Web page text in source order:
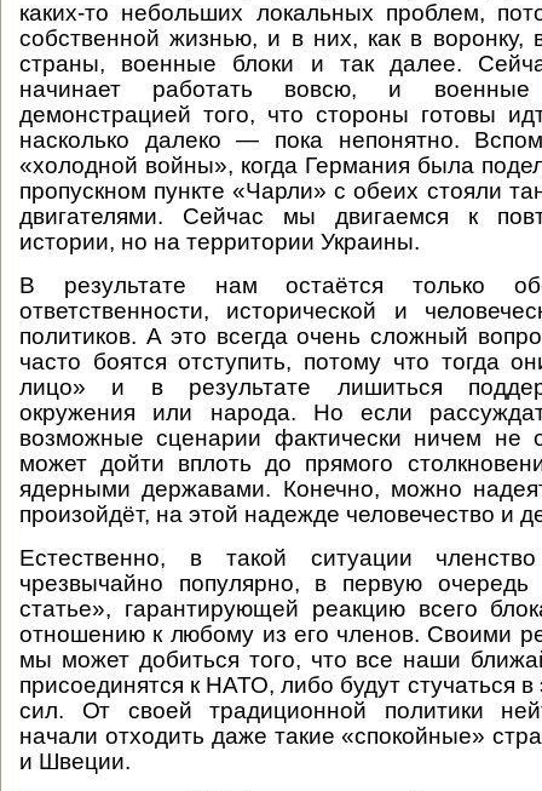
каких-то небольших локальных проблем,
собственной жизнью, и в них, как в воронку,
страны, военные блоки и так далее.
начинает работать вовсю, и
демонстрацией того, что стороны готовы
насколько далеко — пока непонятно.
«холодной войны», когда Германия была
пропускном пункте «Чарли» с обеих стояли
двигателями. Сейчас мы двигаемся к
истории, но на территории Украины.
В результате нам остаётся только
ответственности, исторической и
политиков. А это всегда очень сложный
часто боятся отступить, потому что тогда
лицо» и в результате лишиться
окружения или народа. Но если
возможные сценарии фактически ничем не
может дойти вплоть до прямого
ядерными державами. Конечно, можно
произойдёт, на этой надежде человечество и
Естественно, в такой ситуации
чрезвычайно популярно, в первую очередь
статье», гарантирующей реакцию всего
отношению к любому из его членов. Своими
мы может добиться того, что все наши
присоединятся к НАТО, либо будут стучаться в
сил. От своей традиционной политики
начали отходить даже такие «спокойные»
и Швеции.